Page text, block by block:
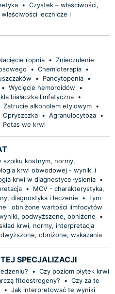
• Czystek – właściwości,
lecznicze i
ropnia • Znieczulenie
• Chemioterapia •
• Pancytopenia •
• Wycięcie hemoroidów
•
białaczka limfatyczna •
Zatrucie alkoholem etylowym •
Opryszczka • Agranulocytoza •
Potas we krwi
szpiku kostnym, normy,
krwi obwodowej - wyniki i
krwi w diagnostyce łysienia •
•
MCV - charakterystyka,
diagnostyka i leczenie •
Lym
i obniżone wartości limfocytów
podwyższone, obniżone
•
krwi, normy, interpretacja
obniżone, wskazania
SPECJALIZACJI
• Czy poziom płytek krwi
fitoestrogeny? • Czy za te
• Jak interpretować te wyniki